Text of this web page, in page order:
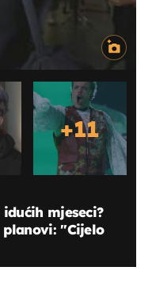
+11
mjeseci?
"Cijelo